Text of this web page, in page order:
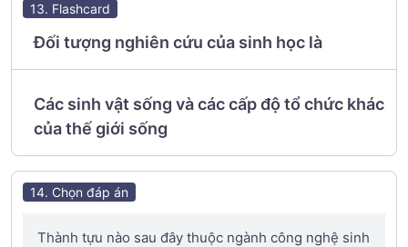
13. Flashcard
Đối tượng nghiên cứu của sinh học là
Các sinh vật sống và các cấp độ tổ chức khác
của thế giới sống
14. Chọn đáp án
Thành tựu nào sau đây thuộc ngành công nghệ sinh